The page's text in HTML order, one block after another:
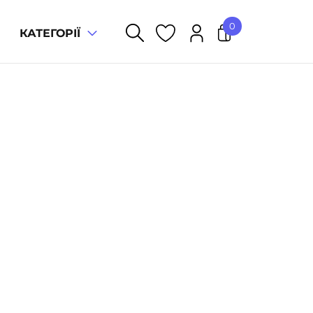
КАТЕГОРІЇ
0
У кошику немає товарів.